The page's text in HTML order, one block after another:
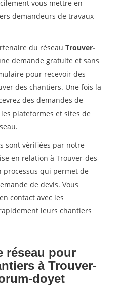
vous mettre en
demandeurs de travaux
du réseau Trouver-
demande gratuite et sans
pour recevoir des
des chantiers. Une fois la
des demandes de
plateformes et sites de
sont vérifiées par notre
en relation à Trouver-des-
qui permet de
de devis. Vous
contact avec les
leurs chantiers
réseau pour
à Trouver-
doyet